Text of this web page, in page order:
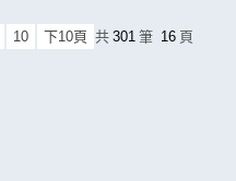
10 下10頁 共 301 筆 16 頁